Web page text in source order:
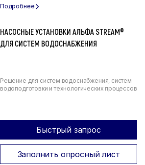
НАСОСНЫЕ УСТАНОВКИ АЛЬФА STREAM®
ДЛЯ СИСТЕМ ВОДОСНАБЖЕНИЯ
Решение для систем водоснабжения, систем
водоподготовки и технологических процессов
Быстрый запрос
Заполнить опросный лист